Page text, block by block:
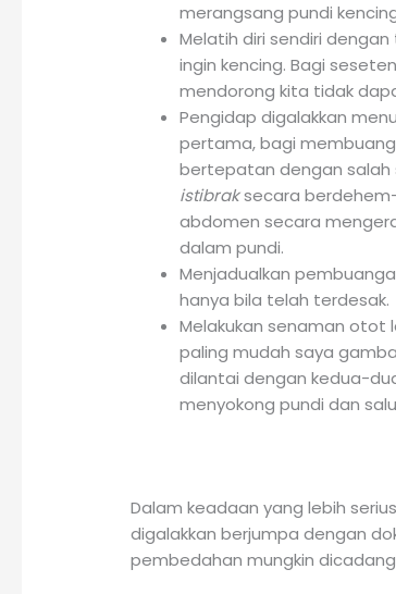
merangsang pundi
Melatih diri sendiri
ingin kencing. Bagi
mendorong kita tidak
Pengidap digalakkan
pertama, bagi
bertepatan dengan salah
istibraksecara
abdomen secara
dalam pundi.
Menjadualkan
hanya bila telah terdesak.
Melakukan senaman otot
paling mudah saya
dilantai dengan kedua-
menyokong pundi dan
Dalam keadaan yang lebih
digalakkan berjumpa dengan
pembedahan mungkin